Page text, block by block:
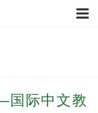
国际中文教